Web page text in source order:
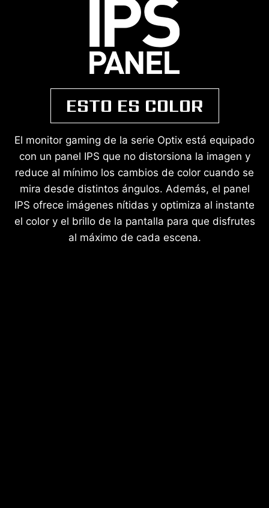
ESTO ES COLOR
El monitor gaming de la serie Optix está equipado
con un panel IPS que no distorsiona la imagen y
reduce al mínimo los cambios de color cuando se
mira desde distintos ángulos. Además, el panel
IPS ofrece imágenes nítidas y optimiza al instante
el color y el brillo de la pantalla para que disfrutes
al máximo de cada escena.